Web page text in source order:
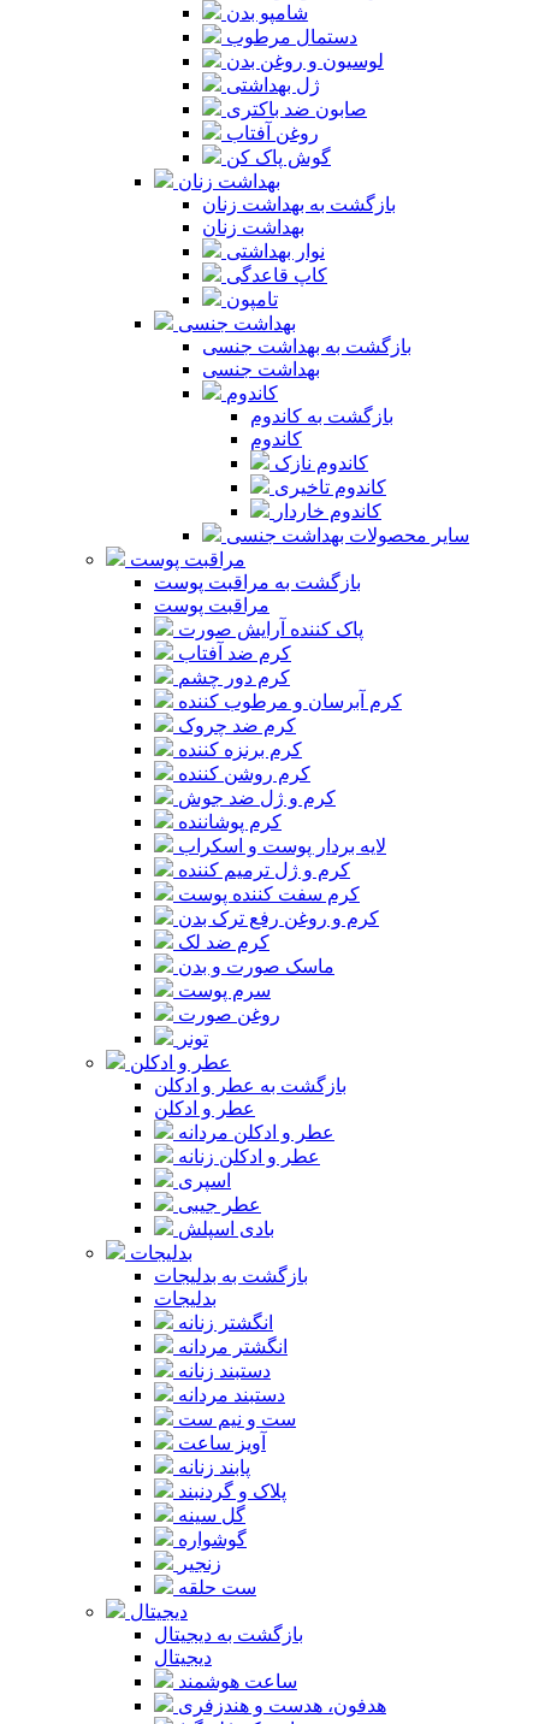
شامپو بدن
دستمال مرطوب
لوسیون و روغن بدن
ژل بهداشتی
صابون ضد باکتری
روغن آفتاب
گوش پاک کن
بهداشت زنان
بازگشت به بهداشت زنان
بهداشت زنان
نوار بهداشتی
کاپ قاعدگی
تامپون
بهداشت جنسی
بازگشت به بهداشت جنسی
بهداشت جنسی
کاندوم
بازگشت به کاندوم
کاندوم
کاندوم نازک
کاندوم تاخیری
کاندوم خاردار
سایر محصولات بهداشت جنسی
مراقبت پوست
بازگشت به مراقبت پوست
مراقبت پوست
پاک کننده آرایش صورت
کرم ضد آفتاب
کرم دور چشم
کرم آبرسان و مرطوب کننده
کرم ضد چروک
کرم برنزه کننده
کرم روشن کننده
کرم و ژل ضد جوش
کرم پوشاننده
لایه بردار پوست و اسکراب
کرم و ژل ترمیم کننده
کرم سفت کننده پوست
کرم و روغن رفع ترک بدن
کرم ضد لک
ماسک صورت و بدن
سرم پوست
روغن صورت
تونر
عطر و ادکلن
بازگشت به عطر و ادکلن
عطر و ادکلن
عطر و ادکلن مردانه
عطر و ادکلن زنانه
اسپری
عطر جیبی
بادی اسپلش
بدلیجات
بازگشت به بدلیجات
بدلیجات
انگشتر زنانه
انگشتر مردانه
دستبند زنانه
دستبند مردانه
ست و نیم ست
آویز ساعت
پابند زنانه
پلاک و گردنبند
گل سینه
گوشواره
زنجیر
ست حلقه
دیجیتال
بازگشت به دیجیتال
دیجیتال
ساعت هوشمند
هدفون، هدست و هندزفری